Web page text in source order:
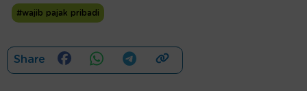
#wajib pajak pribadi
Share